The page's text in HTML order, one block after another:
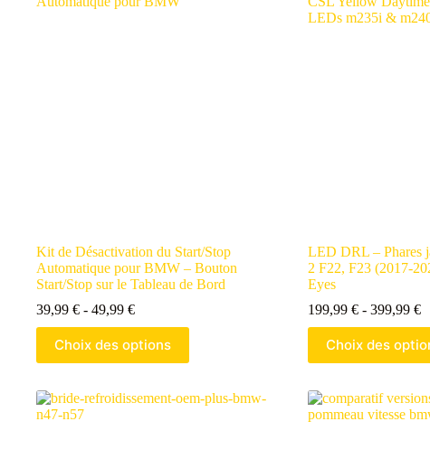
Kit de Désactivation du Start/Stop
Automatique pour BMW – Bouton
Start/Stop sur le Tableau de Bord
39,99 € - 49,99 €Gamme
de
prix
49,99 €
Choix des options
Ce
produit
a
variantes.
Les
LED DRL – Phares
2 F22, F23 (2017-
Eyes
199,99 € - 399,99 €
Choix des
Ce
produit
a
variantes.
Les